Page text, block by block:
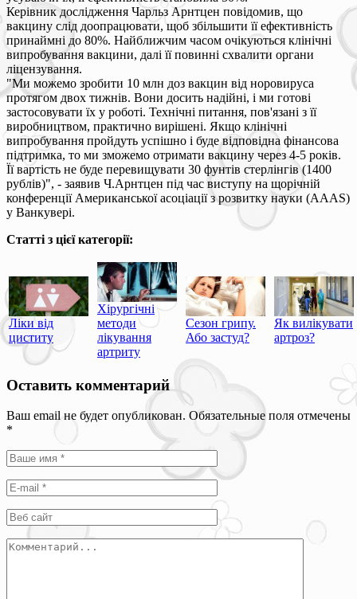
Керівник дослідження Чарльз Арнтцен повідомив, що
вакцину слід доопрацювати, щоб збільшити її ефективність
принаймні до 80%. Найближчим часом очікуються клінічні
випробування вакцини, далі її повинні схвалити органи
ліцензування.
"Ми можемо зробити 10 млн доз вакцин від норовируса
протягом двох тижнів. Вони досить надійні, і ми готові
застосовувати їх у роботі. Технічні питання, пов'язані з її
виробництвом, практично вирішені. Якщо клінічні
випробування пройдуть успішно і буде відповідна фінансова
підтримка, то ми зможемо отримати вакцину через 4-5 років.
Її вартість не буде перевищувати 30 фунтів стерлінгів (1400
рублів)", - заявив Ч.Арнтцен під час виступу на щорічній
конференції Американської асоціації з розвитку науки (AAAS)
у Ванкувері.
Статті з цієї категорії:
Ліки від
циститу
Хірургічні
методи
лікування
артриту
Сезон грипу.
Або застуд?
Як вилікувати
артроз?
Оставить комментарий
Ваш email не будет опубликован. Обязательные поля отмечены
*